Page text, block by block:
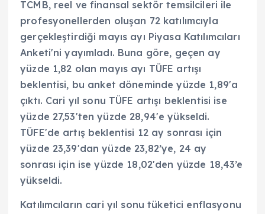
TCMB, reel ve finansal sektör temsilcileri ile
profesyonellerden oluşan 72 katılımcıyla
gerçekleştirdiği mayıs ayı Piyasa Katılımcıları
Anketi'ni yayımladı. Buna göre, geçen ay
yüzde 1,82 olan mayıs ayı TÜFE artışı
beklentisi, bu anket döneminde yüzde 1,89'a
çıktı. Cari yıl sonu TÜFE artışı beklentisi ise
yüzde 27,53'ten yüzde 28,94'e yükseldi.
TÜFE'de artış beklentisi 12 ay sonrası için
yüzde 23,39'dan yüzde 23,82’ye, 24 ay
sonrası için ise yüzde 18,02'den yüzde 18,43’e
yükseldi.
Katılımcıların cari yıl sonu tüketici enflasyonu